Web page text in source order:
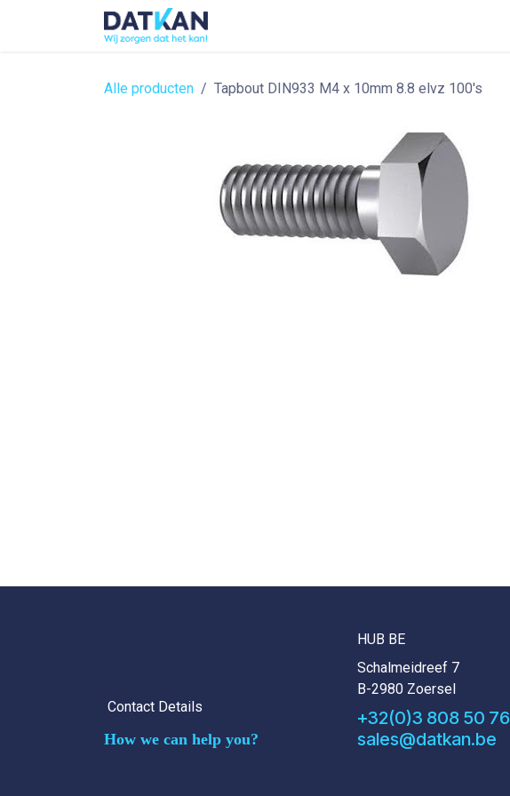
Alle producten Tapbout DIN933 M4 x 10mm 8.8 elvz 100's
Contact Details
How we can help you?
HUB BE
Schalmeidreef 7
B-2980 Zoersel
+32(0)3 808 50 76
sales@datkan.be